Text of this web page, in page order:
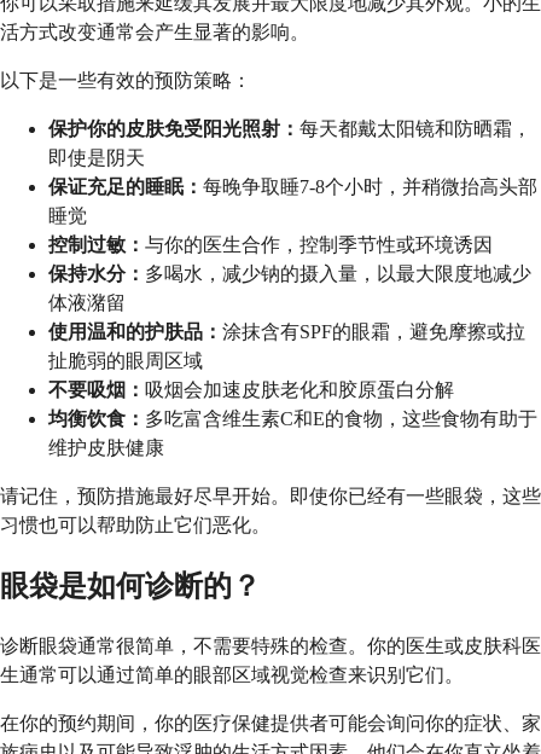
活方式改变通常会产生显著的影响。
以下是一些有效的预防策略：
保护你的皮肤免受阳光照射： 每天都戴太阳镜和防晒霜，
即使是阴天
保证充足的睡眠： 每晚争取睡7-8个小时，并稍微抬高头部
睡觉
控制过敏： 与你的医生合作，控制季节性或环境诱因
保持水分： 多喝水，减少钠的摄入量，以最大限度地减少
体液潴留
使用温和的护肤品： 涂抹含有SPF的眼霜，避免摩擦或拉
扯脆弱的眼周区域
不要吸烟： 吸烟会加速皮肤老化和胶原蛋白分解
均衡饮食： 多吃富含维生素C和E的食物，这些食物有助于
维护皮肤健康
请记住，预防措施最好尽早开始。即使你已经有一些眼袋，这些
习惯也可以帮助防止它们恶化。
眼袋是如何诊断的？
诊断眼袋通常很简单，不需要特殊的检查。你的医生或皮肤科医
生通常可以通过简单的眼部区域视觉检查来识别它们。
在你的预约期间，你的医疗保健提供者可能会询问你的症状、家